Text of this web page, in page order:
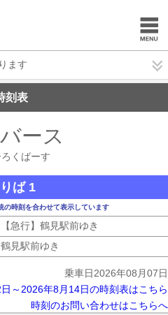
ます
刻表
ース
くばーす
ば 1
時刻を合わせて表示しています
【急行】鶴見駅前ゆき
鶴見駅前ゆき
乗車日2026年08月07日
～2026年8月14日の時刻表はこちら
時刻のお問い合わせはこちらへ